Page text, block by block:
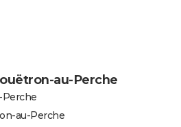
au-Perche
Perche
au-Perche